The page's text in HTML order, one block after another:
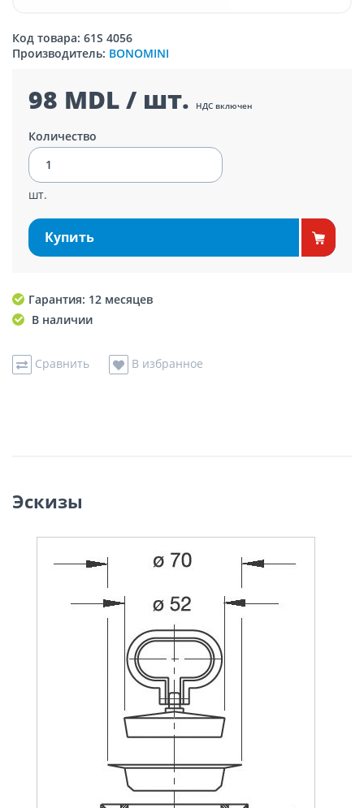
Код товара: 61S 4056
Производитель: BONOMINI
98 MDL / шт. НДС включен
Количество
шт.
Купить
Гарантия: 12 месяцев
В наличии
Сравнить В избранное
Эскизы